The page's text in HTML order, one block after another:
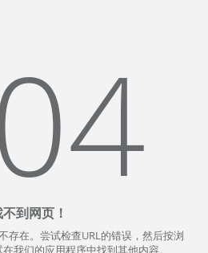
到网页！
存在。尝试检查URL的错误，然后按浏
我们的应用程序中找到其他内容。